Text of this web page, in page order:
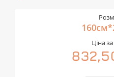
Ціна